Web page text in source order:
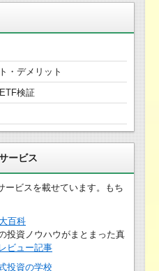
・デメリット
検証
ービス
ービスを載せています。もち
百科
投資ノウハウがまとまった真
レビュー記事
投資の学校